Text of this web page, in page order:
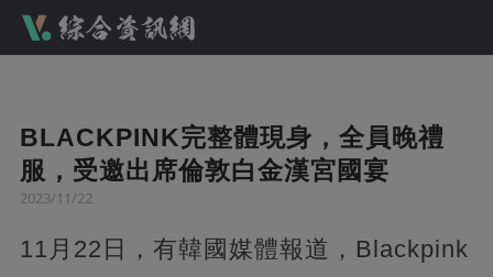
BLACKPINK完整體現身，全員晚禮
服，受邀出席倫敦白金漢宮國宴
2023/11/22
11月22日，有韓國媒體報道，Blackpink